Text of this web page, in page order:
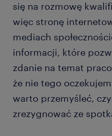
się na rozmowę
więc stronę
mediach
informacji, które
zdanie na temat
że nie tego
warto przemyśleć,
zrezygnować ze